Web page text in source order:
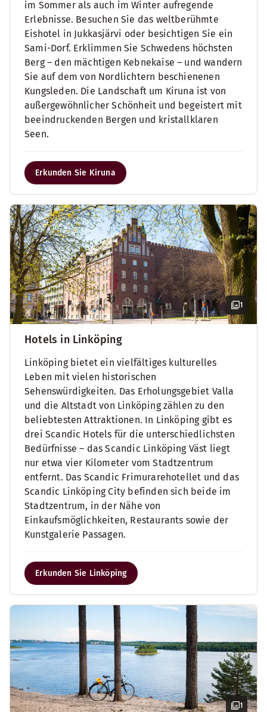
im Sommer als auch im Winter aufregende
Erlebnisse. Besuchen Sie das weltberühmte
Eishotel in Jukkasjärvi oder besichtigen Sie ein
Sami-Dorf. Erklimmen Sie Schwedens höchsten
Berg – den mächtigen Kebnekaise – und wandern
Sie auf dem von Nordlichtern beschienenen
Kungsleden. Die Landschaft um Kiruna ist von
außergewöhnlicher Schönheit und begeistert mit
beeindruckenden Bergen und kristallklaren
Seen.
Erkunden Sie Kiruna
1
Hotels in Linköping
Linköping bietet ein vielfältiges kulturelles
Leben mit vielen historischen
Sehenswürdigkeiten. Das Erholungsgebiet Valla
und die Altstadt von Linköping zählen zu den
beliebtesten Attraktionen. In Linköping gibt es
drei Scandic Hotels für die unterschiedlichsten
Bedürfnisse – das Scandic Linköping Väst liegt
nur etwa vier Kilometer vom Stadtzentrum
entfernt. Das Scandic Frimurarehotellet und das
Scandic Linköping City befinden sich beide im
Stadtzentrum, in der Nähe von
Einkaufsmöglichkeiten, Restaurants sowie der
Kunstgalerie Passagen.
Erkunden Sie Linköping
1